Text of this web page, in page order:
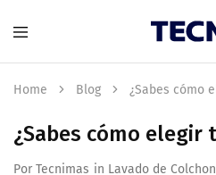
Home Blog ¿Sabes cómo
¿Sabes cómo elegir
Por Tecnimas in Lavado de